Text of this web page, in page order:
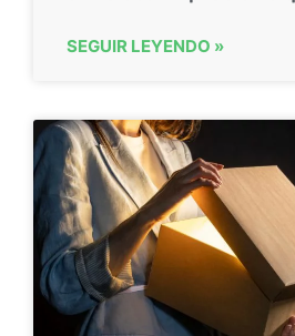
SEGUIR LEYENDO »